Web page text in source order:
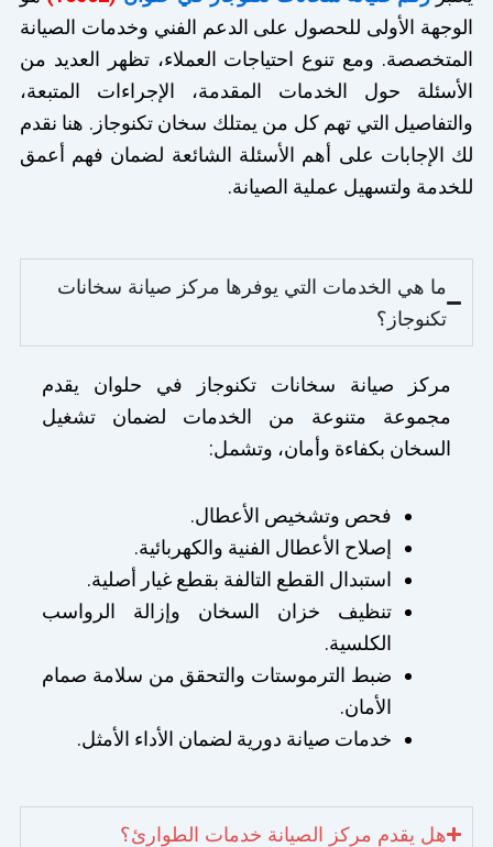
الوجهة الأولى للحصول على الدعم الفني وخدمات الصيانة
المتخصصة. ومع تنوع احتياجات العملاء، تظهر العديد من
الأسئلة حول الخدمات المقدمة، الإجراءات المتبعة،
والتفاصيل التي تهم كل من يمتلك سخان تكنوجاز. هنا نقدم
لك الإجابات على أهم الأسئلة الشائعة لضمان فهم أعمق
للخدمة ولتسهيل عملية الصيانة.
ما هي الخدمات التي يوفرها مركز صيانة سخانات
تكنوجاز؟
مركز صيانة سخانات تكنوجاز في حلوان يقدم
مجموعة متنوعة من الخدمات لضمان تشغيل
السخان بكفاءة وأمان، وتشمل:
فحص وتشخيص الأعطال.
إصلاح الأعطال الفنية والكهربائية.
استبدال القطع التالفة بقطع غيار أصلية.
تنظيف خزان السخان وإزالة الرواسب
الكلسية.
ضبط الترموستات والتحقق من سلامة صمام
الأمان.
خدمات صيانة دورية لضمان الأداء الأمثل.
هل يقدم مركز الصيانة خدمات الطوارئ؟